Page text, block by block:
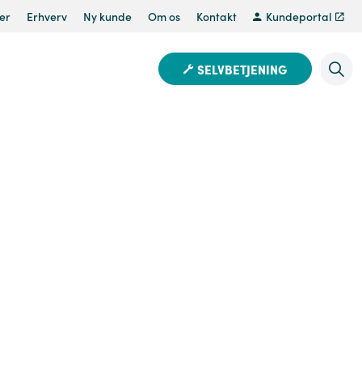
Erhverv Ny kunde Om os Kontakt Kundeportal
SELVBETJENING